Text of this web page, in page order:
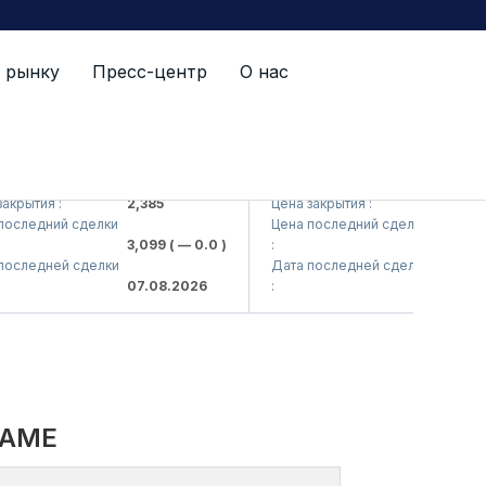
Пресс-центр О нас
:
2,385
сделки
3,099( — 0.0 )
сделки
07.08.2026
Цена закрытия :
1,208
Цена последний сделки
Дата последней сделки